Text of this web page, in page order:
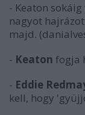
- Keaton
nagyot
majd.
- Keaton fogja
- Eddie
kell, hogy